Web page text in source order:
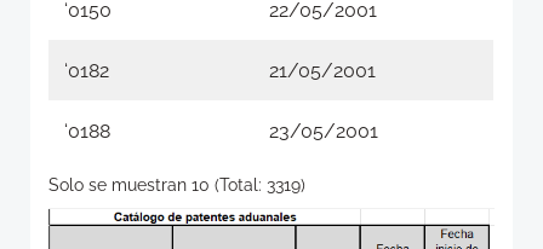
‘0150 22/05/2001
‘0182 21/05/2001
‘0188 23/05/2001
Solo se muestran 10 (Total: 3319)